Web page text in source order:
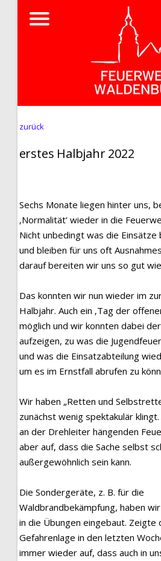
zurück
erstes Halbjahr 2022
Sechs Monate liegen hinter uns,
‚Normalität‘ wieder in die
Nicht unbedingt was die
und bleiben für uns oft
darauf bereiten wir uns so gut
Das konnten wir nun wieder im
Halbjahr. Auch ein ‚Tag der
möglich und wir konnten dabei
aufzeigen, zu was die
und was die Einsatzabteilung
um es im Ernstfall abrufen zu
Wir haben „Retten und
zunächst wenig spektakulär
an der Drehleiter hängenden
aber auf, dass die Sache selbst
außergewöhnlich sein kann.
Die Sondergeräte, z. B. für die
Waldbrandbekämpfung, haben
in die Übungen eingebaut. Zeigte
Gefahrenlage in den letzten
immer wieder auf, dass auch in